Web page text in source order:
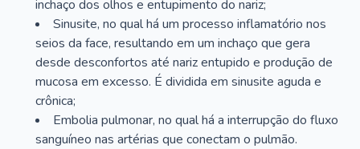
inchaço dos olhos e entupimento do nariz;
Sinusite, no qual há um processo inflamatório nos
seios da face, resultando em um inchaço que gera
desde desconfortos até nariz entupido e produção de
mucosa em excesso. É dividida em sinusite aguda e
crônica;
Embolia pulmonar, no qual há a interrupção do fluxo
sanguíneo nas artérias que conectam o pulmão.